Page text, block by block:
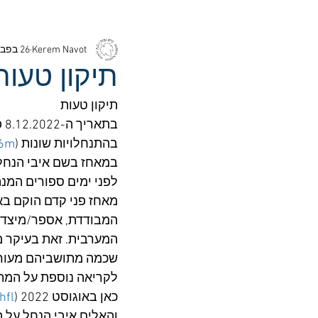
תיקון
Kerem Navot 26 בפבר׳ 2023
תיקון טעות
בהתנחלויות שונות (
במאחז בשם איבי
לפני ימים ספורים
המבודדת, אספר/
המערבית. זאת בעיקר
שכמה מתושביהם
לקריאה נוספת על
כאן באוגוסט 2022 (